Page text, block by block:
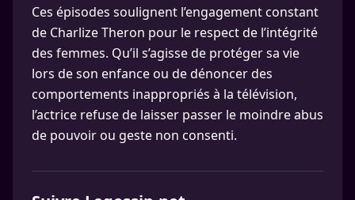
Ces épisodes soulignent l’engagement constant
de Charlize Theron pour le respect de l’intégrité
des femmes. Qu’il s’agisse de protéger sa vie
lors de son enfance ou de dénoncer des
comportements inappropriés à la télévision,
l’actrice refuse de laisser passer le moindre abus
de pouvoir ou geste non consenti.